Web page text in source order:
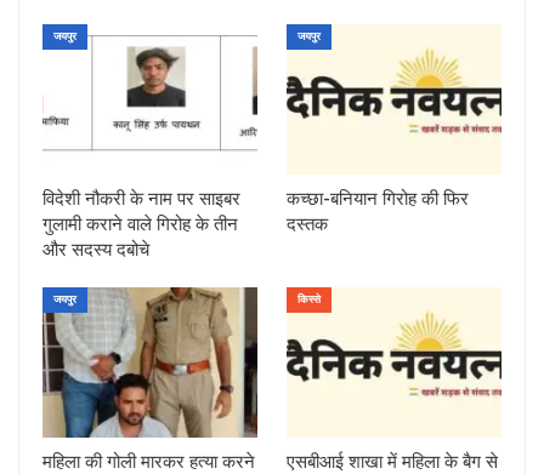
जयपुर
विदेशी नौकरी के नाम पर साइबर
गुलामी कराने वाले गिरोह के तीन
और सदस्य दबोचे
जयपुर
कच्छा-बनियान गिरोह की फिर
दस्तक
जयपुर
महिला की गोली मारकर हत्या करने
किस्से
एसबीआई शाखा में महिला के बैग से